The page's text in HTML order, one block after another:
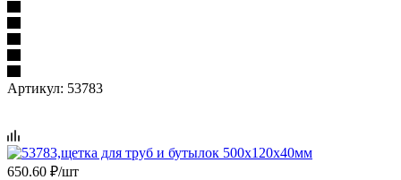
Артикул: 53783
650.60 ₽/шт